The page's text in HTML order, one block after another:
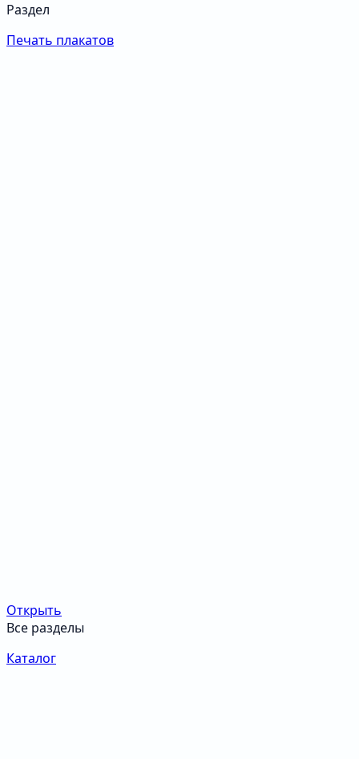
Раздел
Печать плакатов
Открыть
Все разделы
Каталог